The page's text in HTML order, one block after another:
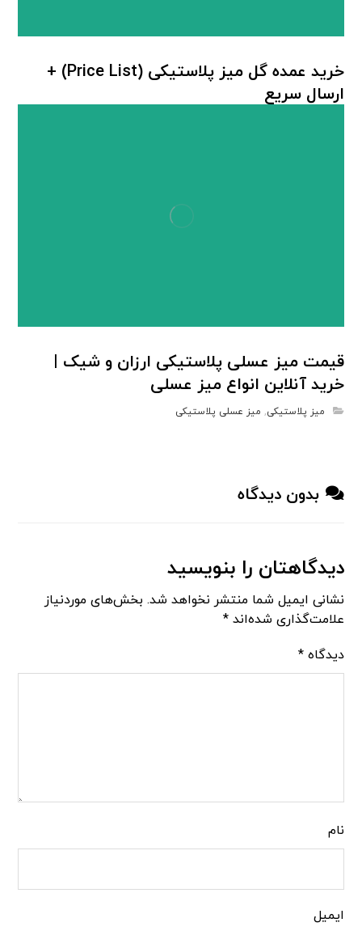
خرید عمده گل میز پلاستیکی (Price List) +
ارسال سریع
قیمت میز عسلی پلاستیکی ارزان و شیک |
خرید آنلاین انواع میز عسلی
میز پلاستیکی, میز عسلی پلاستیکی
بدون دیدگاه
دیدگاهتان را بنویسید
نشانی ایمیل شما منتشر نخواهد شد. بخش‌های موردنیاز
علامت‌گذاری شده‌اند*
دیدگاه*
نام
ایمیل